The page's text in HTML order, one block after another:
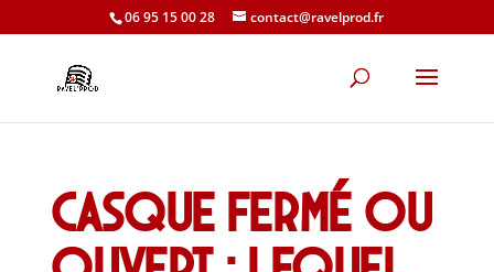
06 95 15 00 28 contact@ravelprod.fr
Casque fermé ou